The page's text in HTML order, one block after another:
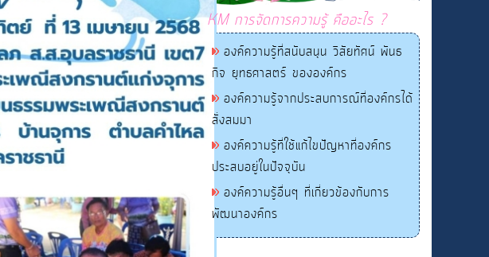
KM การจัดการความรู้ คืออะไร ?
องค์ความรู้ที่สนับสนุน วิสัยทัศน์ พันธ
กิจ ยุทธศาสตร์ ขององค์กร
องค์ความรู้จากประสบการณ์ที่องค์กรได้
สั่งสมมา
องค์ความรู้ที่ใช้แก้ไขปัญหาที่องค์กร
ประสบอยู่ในปัจจุบัน
องค์ความรู้อื่นๆ ที่เกี่ยวข้องกับการ
พัฒนาองค์กร